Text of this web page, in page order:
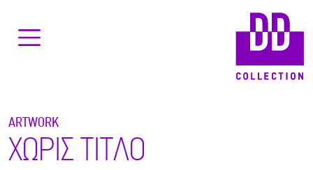
ARTWORK
ΧΩΡΙΣ ΤΙΤΛΟ